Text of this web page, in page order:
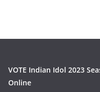
VOTE Indian Idol 2023
Online